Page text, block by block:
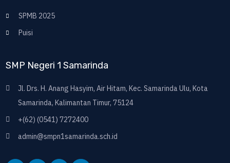
SPMB 2025
Puisi
SMP Negeri 1 Samarinda
Jl. Drs. H. Anang Hasyim, Air Hitam, Kec. Samarinda Ulu, Kota
Samarinda, Kalimantan Timur, 75124
+(62) (0541) 7272400
admin@smpn1samarinda.sch.id